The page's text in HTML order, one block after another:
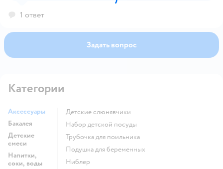
1 ответ
Задать вопрос
Категории
Аксессуары
Бакалея
Детские
смеси
Напитки,
соки, воды
детские слюнявчики
набор детской посуды
трубочка для поильника
подушка для беременных
ниблер